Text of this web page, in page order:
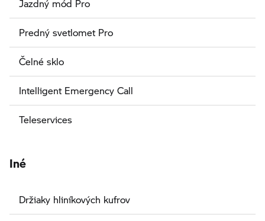
Jazdný mód Pro
Predný svetlomet Pro
Čelné sklo
Intelligent Emergency Call
Teleservices
Iné
Držiaky hliníkových kufrov